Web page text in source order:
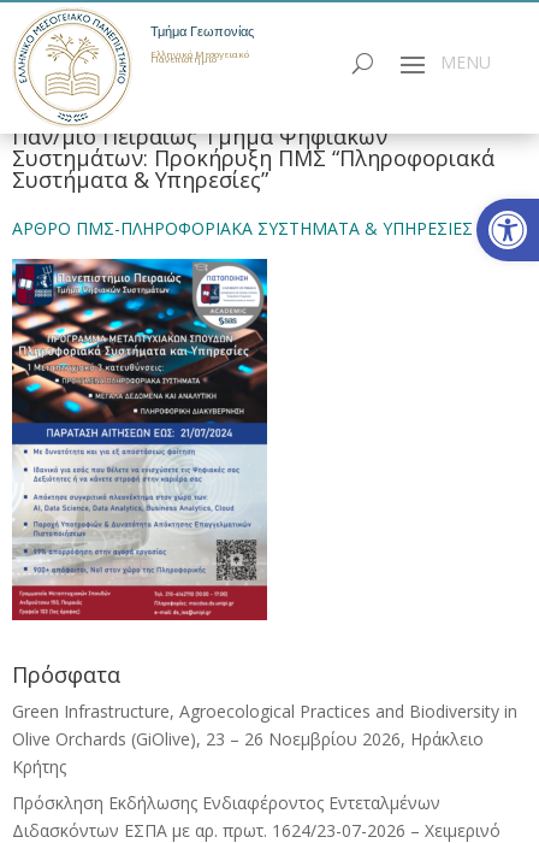
Τμήμα Γεωπονίας
Ελληνικό Μεσογειακό
Πανεπιστήμιο
Παν/μιο Πειραιώς Τμήμα Ψηφιακών
Συστημάτων: Προκήρυξη ΠΜΣ “Πληροφοριακά
Συστήματα & Υπηρεσίες”
ΑΡΘΡΟ ΠΜΣ-ΠΛΗΡΟΦΟΡΙΑΚΑ ΣΥΣΤΗΜΑΤΑ & ΥΠΗΡΕΣΙΕΣ
Πρόσφατα
Green Infrastructure, Agroecological Practices and Biodiversity in
Olive Orchards (GiOlive), 23 – 26 Νοεμβρίου 2026, Ηράκλειο
Κρήτης
Πρόσκληση Εκδήλωσης Ενδιαφέροντος Εντεταλμένων
Διδασκόντων ΕΣΠΑ με αρ. πρωτ. 1624/23-07-2026 – Χειμερινό